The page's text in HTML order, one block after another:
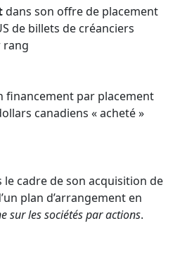
de gouvernance d’entreprise
relatives au droit des valeurs
Andrew fournit des conseils
de Bennett Jones,
à la société de
dans son offre de placement
de billets de créanciers
rang
financement par placement
canadiens « acheté »
le cadre de son acquisition de
plan d’arrangement en
sur les sociétés par actions.